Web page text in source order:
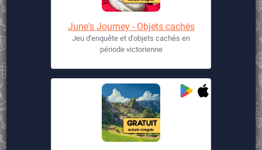
June's Journey - Objets cachés
Jeu d'enquête et d'objets cachés en
période victorienne